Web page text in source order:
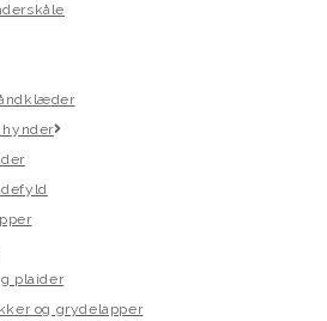
hynder
plaider
og grydelapper